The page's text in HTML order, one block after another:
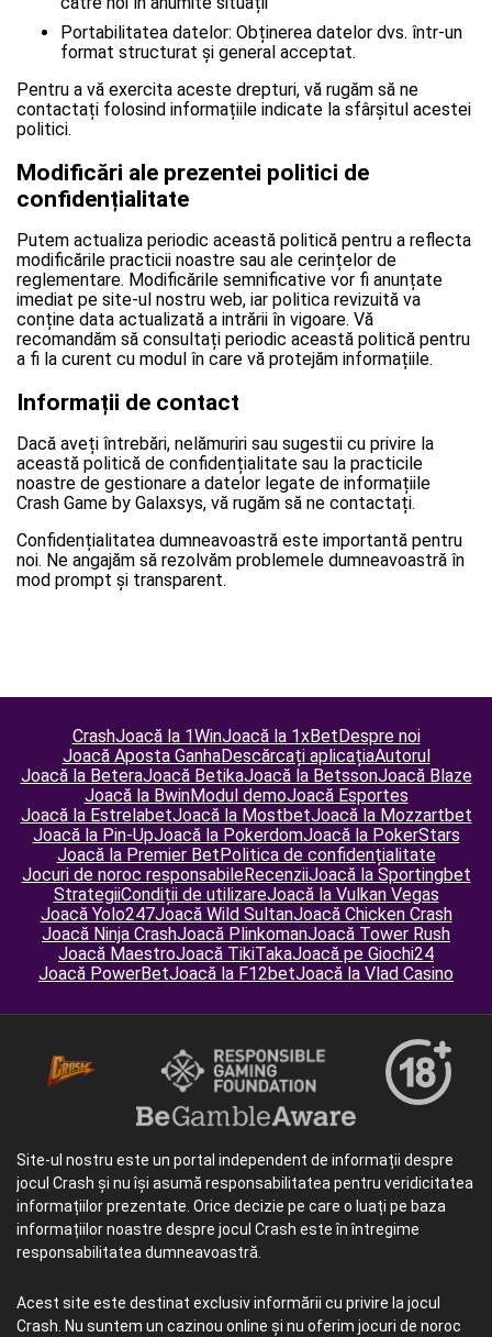
Portabilitatea datelor: Obținerea datelor dvs. într-un
format structurat și general acceptat.
Pentru a vă exercita aceste drepturi, vă rugăm să ne
contactați folosind informațiile indicate la sfârșitul acestei
politici.
Modificări ale prezentei politici de
confidențialitate
Putem actualiza periodic această politică pentru a reflecta
modificările practicii noastre sau ale cerințelor de
reglementare. Modificările semnificative vor fi anunțate
imediat pe site-ul nostru web, iar politica revizuită va
conține data actualizată a intrării în vigoare. Vă
recomandăm să consultați periodic această politică pentru
a fi la curent cu modul în care vă protejăm informațiile.
Informații de contact
Dacă aveți întrebări, nelămuriri sau sugestii cu privire la
această politică de confidențialitate sau la practicile
noastre de gestionare a datelor legate de informațiile
Crash Game by Galaxsys, vă rugăm să ne contactați.
Confidențialitatea dumneavoastră este importantă pentru
noi. Ne angajăm să rezolvăm problemele dumneavoastră în
mod prompt și transparent.
CrashJoacă la 1WinJoacă la 1xBetDespre noi
Joacă Aposta GanhaDescărcați aplicațiaAutorul
Joacă la BeteraJoacă BetikaJoacă la BetssonJoacă Blaze
Joacă la BwinModul demoJoacă Esportes
Joacă la EstrelabetJoacă la MostbetJoacă la Mozzartbet
Joacă la Pin-UpJoacă la PokerdomJoacă la PokerStars
Joacă la Premier BetPolitica de confidențialitate
Jocuri de noroc responsabileRecenziiJoacă la Sportingbet
StrategiiCondiții de utilizareJoacă la Vulkan Vegas
Joacă Yolo247Joacă Wild SultanJoacă Chicken Crash
Joacă Ninja CrashJoacă PlinkomanJoacă Tower Rush
Joacă MaestroJoacă TikiTakaJoacă pe Giochi24
Joacă PowerBetJoacă la F12betJoacă la Vlad Casino
Site-ul nostru este un portal independent de informații despre
jocul Crash și nu își asumă responsabilitatea pentru veridicitatea
informațiilor prezentate. Orice decizie pe care o luați pe baza
informațiilor noastre despre jocul Crash este în întregime
responsabilitatea dumneavoastră.
Acest site este destinat exclusiv informării cu privire la jocul
Crash. Nu suntem un cazinou online și nu oferim jocuri de noroc